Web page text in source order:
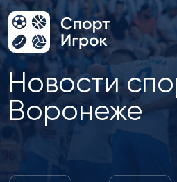
Новости
Воронеже